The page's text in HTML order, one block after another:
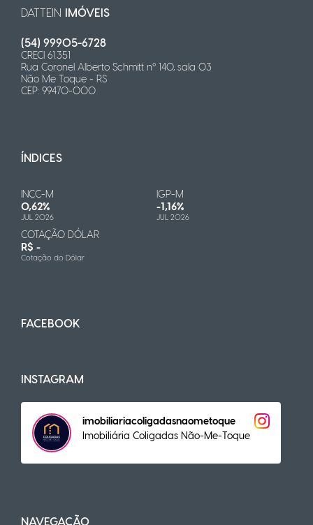
DATTEIN IMÓVEIS
(54) 99905-6728
CRECI 61.351
Rua Coronel Alberto Schmitt n° 140, sala 03
Não Me Toque - RS
CEP: 99470-000
ÍNDICES
INCC-M
0,62%
JUL 2026
IGP-M
-1,16%
JUL 2026
COTAÇÃO DÓLAR
R$ -
Cotação do Dólar
FACEBOOK
INSTAGRAM
imobiliariacoligadasnaometoque
Imobiliária Coligadas Não-Me-Toque
NAVEGAÇÃO